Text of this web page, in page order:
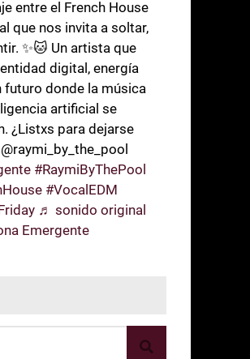
entre el French House
que nos invita a soltar,
✨🐱 Un artista que
digital, energía
futuro donde la música
artificial se
¿Listxs para dejarse
#RaymiByThePool
#VocalEDM
♬ sonido original
Emergente